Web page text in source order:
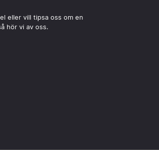
eller vill tipsa oss om en
hör vi av oss.